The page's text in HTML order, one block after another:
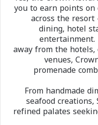
you to earn points
across the
dining, hotel
entertainment.
away from the
venues,
promenade
From handmade
seafood
refined palates